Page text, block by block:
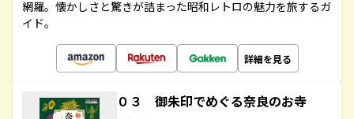
網羅。懐かしさと驚きが詰まった昭和レトロの魅力を旅するガ
イド。
詳細を見る
０３ 御朱印でめぐる奈良のお寺